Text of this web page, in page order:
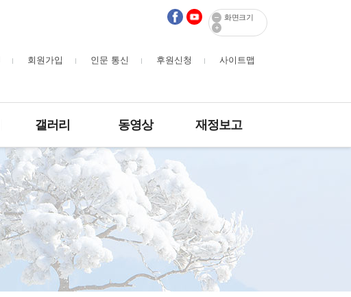
화면크기
인문 통신 후원신청 사이트맵
회원가입
갤러리 동영상 재정보고